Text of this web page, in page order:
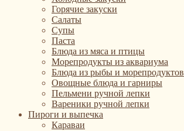
Горячие закуски
Салаты
Супы
Паста
Блюда из мяса и птицы
Морепродукты из аквариума
Блюда из рыбы и морепродуктов
Овощные блюда и гарниры
Пельмени ручной лепки
Вареники ручной лепки
Пироги и выпечка
Караваи